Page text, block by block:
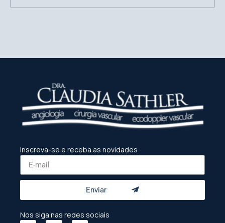
Inscreva-se e receba as novidades
Enviar
Nos siga nas redes sociais